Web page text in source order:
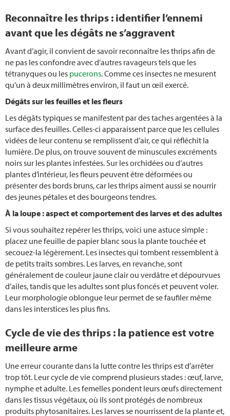
Reconnaître les thrips : identifier l’ennemi
avant que les dégâts ne s’aggravent
Avant d’agir, il convient de savoir reconnaître les thrips afin de
ne pas les confondre avec d’autres ravageurs tels que les
tétranyques ou les pucerons. Comme ces insectes ne mesurent
qu’un à deux millimètres environ, il faut un œil exercé.
Dégâts sur les feuilles et les fleurs
Les dégâts typiques se manifestent par des taches argentées à la
surface des feuilles. Celles-ci apparaissent parce que les cellules
vidées de leur contenu se remplissent d’air, ce qui réfléchit la
lumière. De plus, on trouve souvent de minuscules excréments
noirs sur les plantes infestées. Sur les orchidées ou d’autres
plantes d’intérieur, les fleurs peuvent être déformées ou
présenter des bords bruns, car les thrips aiment aussi se nourrir
des jeunes pétales et des bourgeons tendres.
À la loupe : aspect et comportement des larves et des adultes
Si vous souhaitez repérer les thrips, voici une astuce simple :
placez une feuille de papier blanc sous la plante touchée et
secouez-la légèrement. Les insectes qui tombent ressemblent à
de petits traits sombres. Les larves, en revanche, sont
généralement de couleur jaune clair ou verdâtre et dépourvues
d’ailes, tandis que les adultes sont plus foncés et peuvent voler.
Leur morphologie oblongue leur permet de se faufiler même
dans les interstices les plus fins.
Cycle de vie des thrips : la patience est votre
meilleure arme
Une erreur courante dans la lutte contre les thrips est d’arrêter
trop tôt. Leur cycle de vie comprend plusieurs stades : œuf, larve,
nymphe et adulte. Les femelles pondent leurs œufs directement
dans les tissus végétaux, où ils sont protégés de nombreux
produits phytosanitaires. Les larves se nourrissent de la plante et,
Jeunes Plants
Planter des pommes de terre
Conserver les pommes de terre
Taille des rosiers grimpants
Compost
Composter
Planter du chou-rave
Herbes aromatiques
Créer un jardin d’herbes aromatiques
Planter des courges
Planter des poireaux
Taille de la lavande
Plantation bette
Culture mixte